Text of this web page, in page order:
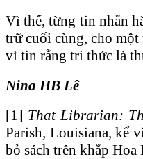
Vì thế, từng tin nhắn
trữ cuối cùng, cho
vì tin rằng tri thức là
Nina HB Lê
[1] That Librarian:
Parish, Louisiana, kể
bỏ sách trên khắp Hoa